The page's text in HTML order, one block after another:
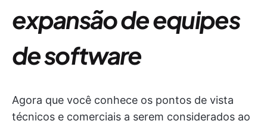
expansão de equipes
de software
Agora que você conhece os pontos de vista
técnicos e comerciais a serem considerados ao